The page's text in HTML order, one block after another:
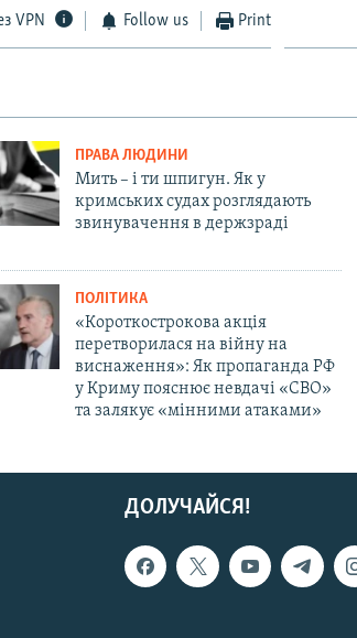
VPN Follow us Print
ПРАВА ЛЮДИНИ
Мить – і ти шпигун. Як у
кримських судах розглядають
звинувачення в держзраді
ПОЛІТИКА
«Короткострокова акція
перетворилася на війну на
виснаження»: Як пропаганда РФ
у Криму пояснює невдачі «СВО»
та залякує «мінними атаками»
ДОЛУЧАЙСЯ!